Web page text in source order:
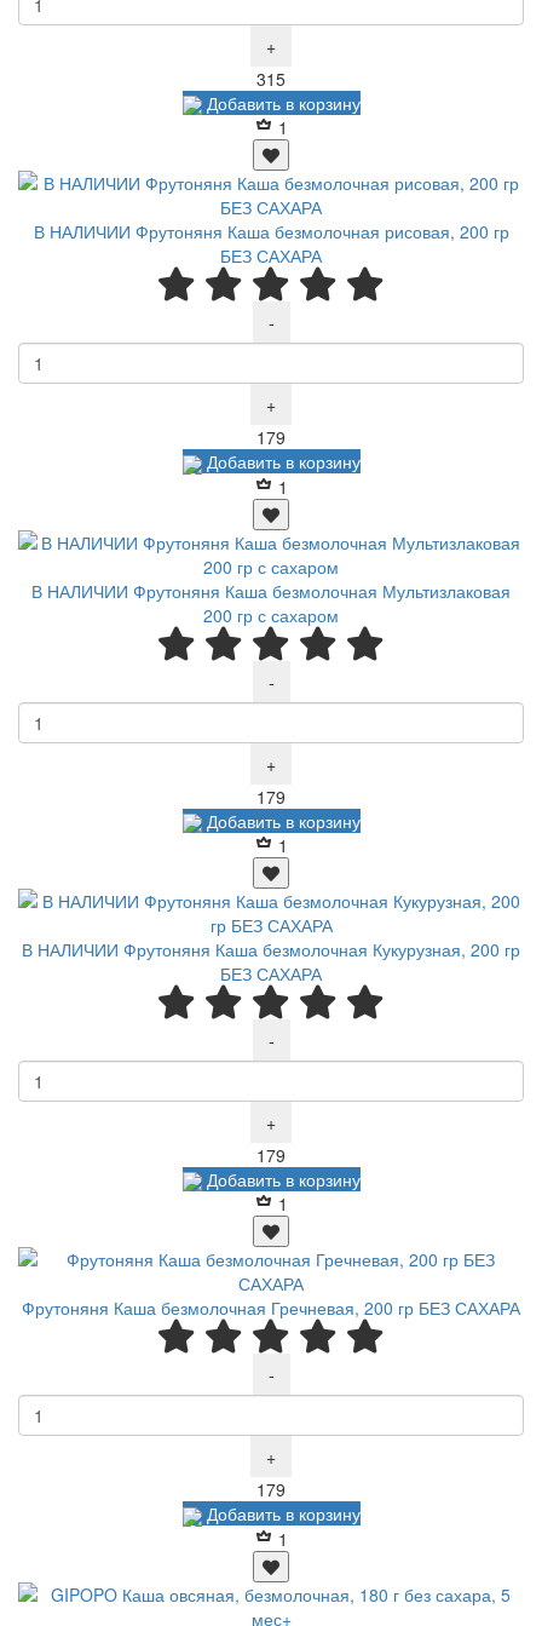
+
315Р
Добавить в корзину
1
В НАЛИЧИИ Фрутоняня Каша безмолочная рисовая, 200 гр
БЕЗ САХАРА
-
+
179
Добавить в корзину
1
В НАЛИЧИИ Фрутоняня Каша безмолочная Мультизлаковая
200 гр с сахаром
-
+
179
Добавить в корзину
1
В НАЛИЧИИ Фрутоняня Каша безмолочная Кукурузная, 200 гр
БЕЗ САХАРА
-
+
179
Добавить в корзину
1
Фрутоняня Каша безмолочная Гречневая, 200 гр БЕЗ САХАРА
-
+
179
Добавить в корзину
1